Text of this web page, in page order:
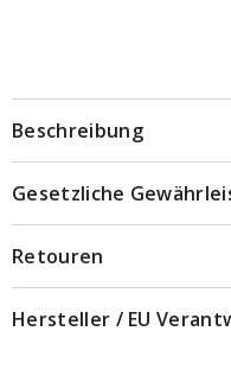
Beschreibung
Gesetzliche
Retouren
Hersteller / EU